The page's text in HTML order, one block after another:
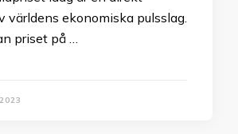
världens ekonomiska pulsslag.
priset på …